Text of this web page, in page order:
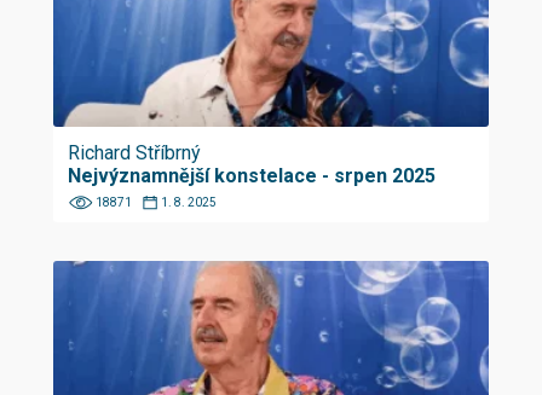
Richard Stříbrný
Nejvýznamnější konstelace - srpen 2025
18871 1. 8. 2025